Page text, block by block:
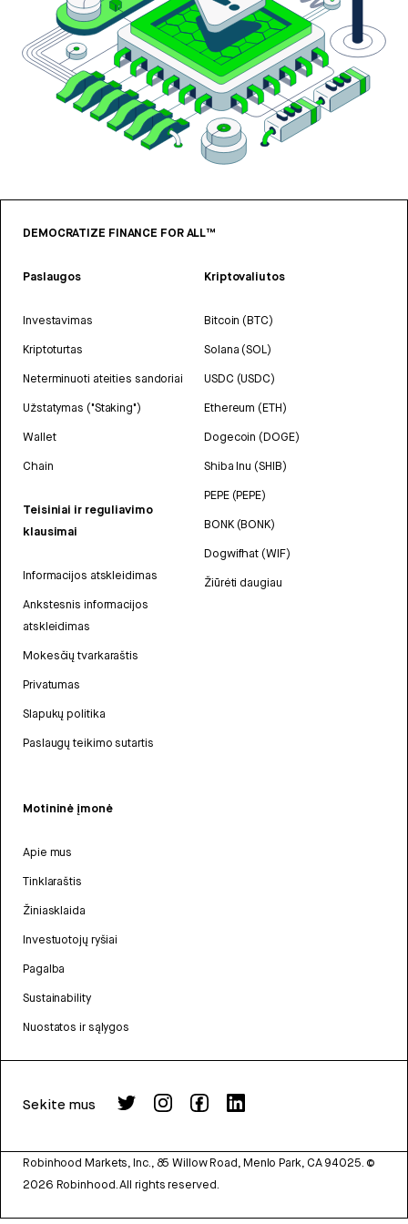
DEMOCRATIZE FINANCE FOR ALL™
Paslaugos
Investavimas
Kriptoturtas
Neterminuoti ateities sandoriai
Užstatymas ("Staking")
Wallet
Chain
Teisiniai ir reguliavimo
klausimai
Informacijos atskleidimas
Ankstesnis informacijos
atskleidimas
Mokesčių tvarkaraštis
Privatumas
Slapukų politika
Paslaugų teikimo sutartis
Kriptovaliutos
Bitcoin (BTC)
Solana (SOL)
USDC (USDC)
Ethereum (ETH)
Dogecoin (DOGE)
Shiba Inu (SHIB)
PEPE (PEPE)
BONK (BONK)
Dogwifhat (WIF)
Žiūrėti daugiau
Motininė įmonė
Apie mus
Tinklaraštis
Žiniasklaida
Investuotojų ryšiai
Pagalba
Sustainability
Nuostatos ir sąlygos
Sekite mus
Robinhood Markets, Inc., 85 Willow Road, Menlo Park, CA 94025. ©
2026 Robinhood. All rights reserved.